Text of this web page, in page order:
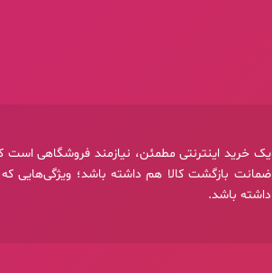
یک خرید اینترنتی مطمئن، نیازمند فروشگاهی است
ضمانت بازگشت کالا هم داشته باشد؛ ویژگی‌هایی
داشته باشد.